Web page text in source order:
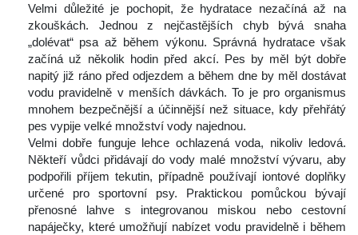
Velmi důležité je pochopit, že hydratace nezačíná až na
zkouškách. Jednou z nejčastějších chyb bývá snaha
„dolévat“ psa až během výkonu. Správná hydratace však
začíná už několik hodin před akcí. Pes by měl být dobře
napitý již ráno před odjezdem a během dne by měl dostávat
vodu pravidelně v menších dávkách. To je pro organismus
mnohem bezpečnější a účinnější než situace, kdy přehřátý
pes vypije velké množství vody najednou.
Velmi dobře funguje lehce ochlazená voda, nikoliv ledová.
Někteří vůdci přidávají do vody malé množství vývaru, aby
podpořili příjem tekutin, případně používají iontové doplňky
určené pro sportovní psy. Praktickou pomůckou bývají
přenosné lahve s integrovanou miskou nebo cestovní
napáječky, které umožňují nabízet vodu pravidelně i během